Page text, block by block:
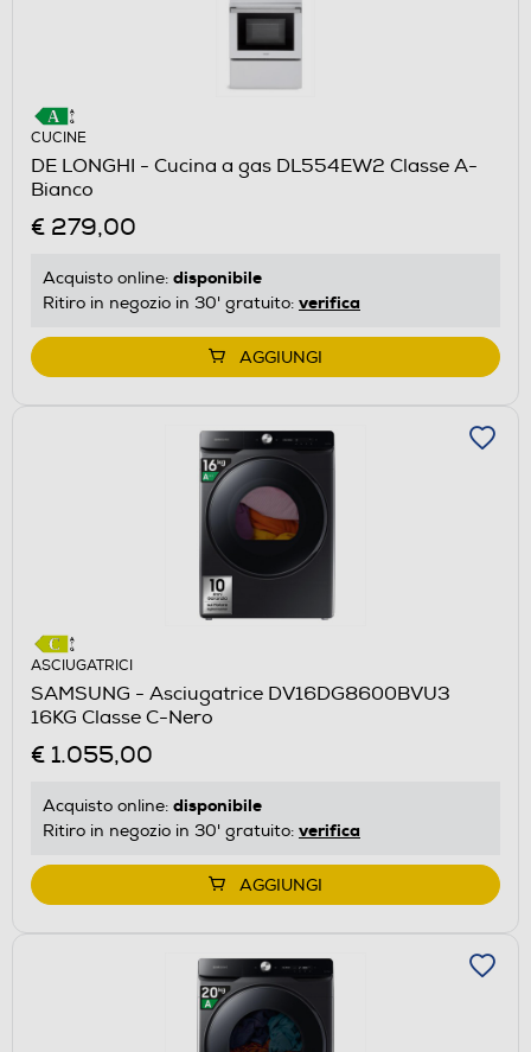
CUCINE
DE LONGHI - Cucina a gas DL554EW2 Classe A-
Bianco
€ 279,00
Acquisto online: disponibile
Ritiro in negozio in 30' gratuito: verifica
AGGIUNGI
ASCIUGATRICI
SAMSUNG - Asciugatrice DV16DG8600BVU3
16KG Classe C-Nero
€ 1.055,00
Acquisto online: disponibile
Ritiro in negozio in 30' gratuito: verifica
AGGIUNGI